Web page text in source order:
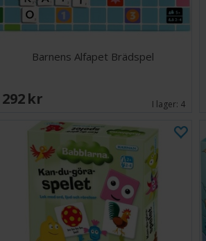
Barnens Alfapet Brädspel
292 SEK I lager: 4